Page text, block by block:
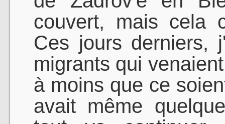
couvert, mais cela
Ces jours derniers,
migrants qui
à moins que ce
avait même